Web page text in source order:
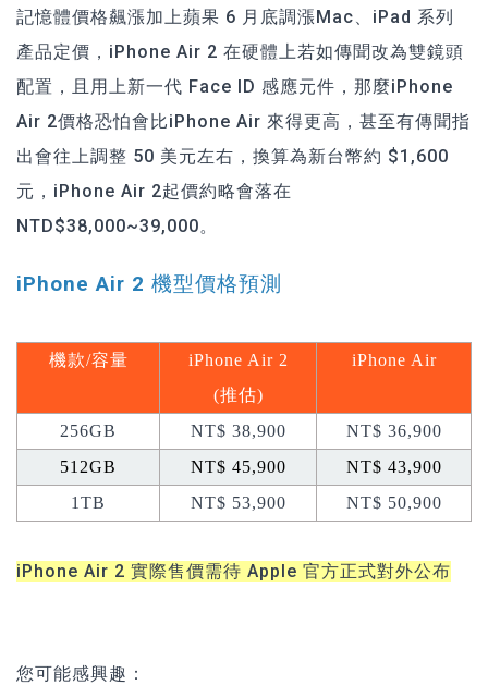
記憶體價格飆漲加上蘋果 6 月底調漲Mac、iPad 系列
產品定價，iPhone Air 2 在硬體上若如傳聞改為雙鏡頭
配置，且用上新一代 Face ID 感應元件，那麼iPhone
Air 2價格恐怕會比iPhone Air 來得更高，甚至有傳聞指
出會往上調整 50 美元左右，換算為新台幣約 $1,600
元，iPhone Air 2起價約略會落在
NTD$38,000~39,000。
iPhone Air 2 機型價格預測
機款/容量
iPhone Air 2
(推估)
iPhone Air
256GB NT$ 38,900
NT$ 36,900
512GB
NT$ 45,900
NT$ 43,900
1TB
NT$ 53,900 NT$ 50,900
iPhone Air 2 實際售價需待 Apple 官方正式對外公布
您可能感興趣：